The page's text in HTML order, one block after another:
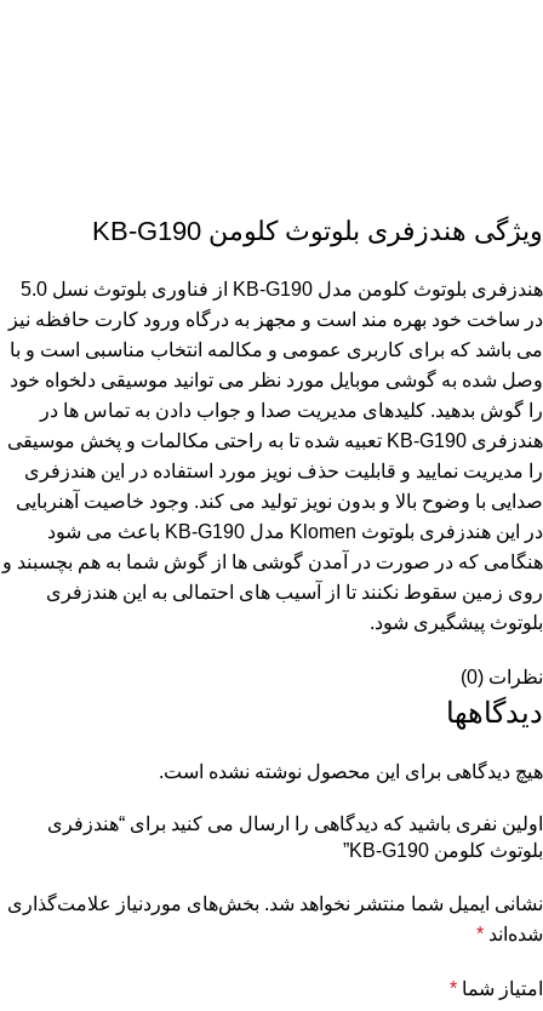
ویژگی هندزفری بلوتوث کلومن KB-G190
هندزفری بلوتوث کلومن مدل KB-G190 از فناوری بلوتوث نسل 5.0
در ساخت خود بهره مند است و مجهز به درگاه ورود کارت حافظه نیز
می باشد که برای کاربری عمومی و مکالمه انتخاب مناسبی است و با
وصل شده به گوشی موبایل مورد نظر می توانید موسیقی دلخواه خود
را گوش بدهید. کلیدهای مدیریت صدا و جواب دادن به تماس ها در
هندزفری KB-G190 تعبیه شده تا به راحتی مکالمات و پخش موسیقی
را مدیریت نمایید و قابلیت حذف نویز مورد استفاده در این هندزفری
صدایی با وضوح بالا و بدون نویز تولید می کند. وجود خاصیت آهنربایی
در این هندزفری بلوتوث Klomen مدل KB-G190 باعث می شود
هنگامی که در صورت در آمدن گوشی ها از گوش شما به هم بچسبند و
روی زمین سقوط نکنند تا از آسیب های احتمالی به این هندزفری
بلوتوث پیشگیری شود.
نظرات (0)
دیدگاهها
هیچ دیدگاهی برای این محصول نوشته نشده است.
اولین نفری باشید که دیدگاهی را ارسال می کنید برای “هندزفری
بلوتوث کلومن KB-G190”
نشانی ایمیل شما منتشر نخواهد شد. بخش‌های موردنیاز علامت‌گذاری
شده‌اند *
امتیاز شما *